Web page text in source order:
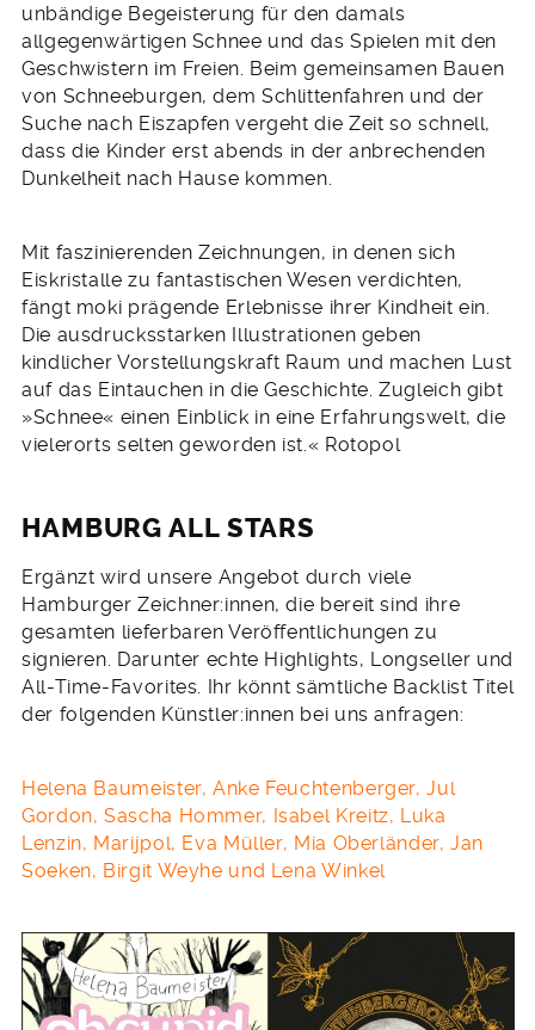
unbändige Begeisterung für den damals
allgegenwärtigen Schnee und das Spielen mit den
Geschwistern im Freien. Beim gemeinsamen Bauen
von Schneeburgen, dem Schlittenfahren und der
Suche nach Eiszapfen vergeht die Zeit so schnell,
dass die Kinder erst abends in der anbrechenden
Dunkelheit nach Hause kommen.
Mit faszinierenden Zeichnungen, in denen sich
Eiskristalle zu fantastischen Wesen verdichten,
fängt moki prägende Erlebnisse ihrer Kindheit ein.
Die ausdrucksstarken Illustrationen geben
kindlicher Vorstellungskraft Raum und machen Lust
auf das Eintauchen in die Geschichte. Zugleich gibt
»Schnee« einen Einblick in eine Erfahrungswelt, die
vielerorts selten geworden ist.« Rotopol
HAMBURG ALL STARS
Ergänzt wird unsere Angebot durch viele
Hamburger Zeichner:innen, die bereit sind ihre
gesamten lieferbaren Veröffentlichungen zu
signieren. Darunter echte Highlights, Longseller und
All-Time-Favorites. Ihr könnt sämtliche Backlist Titel
der folgenden Künstler:innen bei uns anfragen:
Helena Baumeister, Anke Feuchtenberger, Jul
Gordon, Sascha Hommer, Isabel Kreitz, Luka
Lenzin, Marijpol, Eva Müller, Mia Oberländer, Jan
Soeken, Birgit Weyhe und Lena Winkel